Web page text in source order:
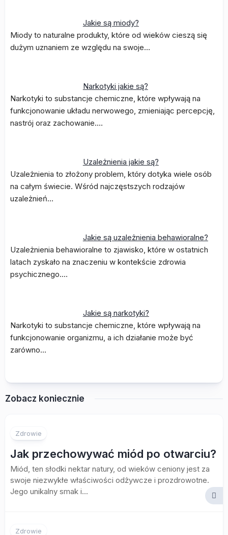
Jakie są miody?
Miody to naturalne produkty, które od wieków cieszą się
dużym uznaniem ze względu na swoje…
Narkotyki jakie są?
Narkotyki to substancje chemiczne, które wpływają na
funkcjonowanie układu nerwowego, zmieniając percepcję,
nastrój oraz zachowanie.…
Uzależnienia jakie są?
Uzależnienia to złożony problem, który dotyka wiele osób
na całym świecie. Wśród najczęstszych rodzajów
uzależnień…
Jakie są uzależnienia behawioralne?
Uzależnienia behawioralne to zjawisko, które w ostatnich
latach zyskało na znaczeniu w kontekście zdrowia
psychicznego.…
Jakie są narkotyki?
Narkotyki to substancje chemiczne, które wpływają na
funkcjonowanie organizmu, a ich działanie może być
zarówno…
Zobacz koniecznie
Zdrowie
Jak przechowywać miód po otwarciu?
Miód, ten słodki nektar natury, od wieków ceniony jest za
swoje niezwykłe właściwości odżywcze i prozdrowotne.
Jego unikalny smak i...
Zdrowie